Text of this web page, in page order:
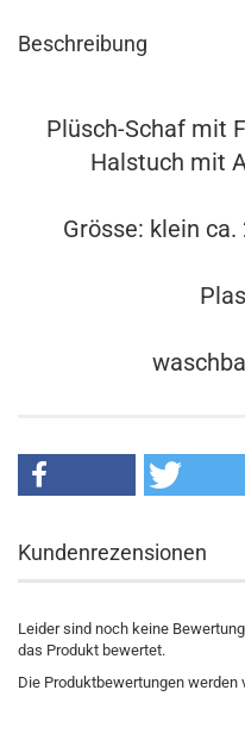
Beschreibung
Plüsch-Schaf mit
Halstuch mit
Grösse: klein
Kundenrezensionen
Leider sind noch keine
das Produkt bewertet.
Die Produktbewertungen